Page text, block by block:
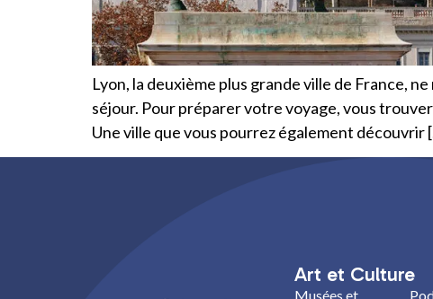
Lyon, la deuxième plus grande ville de France,
séjour. Pour préparer votre voyage, vous
Une ville que vous pourrez également découvrir
Art et Culture
Musées et